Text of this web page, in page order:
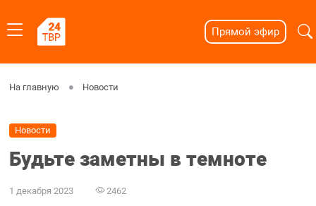
Прямой эфир
На главную Новости
Новости
Будьте заметны в темноте
1 декабря 2023 2462